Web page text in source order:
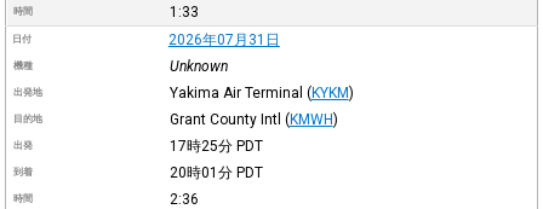
時間 1:33
日付 2026年07月31日
機種 Unknown
出発地 Yakima Air Terminal (KYKM)
目的地 Grant County Intl (KMWH)
出発 17時25分 PDT
到着 20時01分 PDT
時間 2:36